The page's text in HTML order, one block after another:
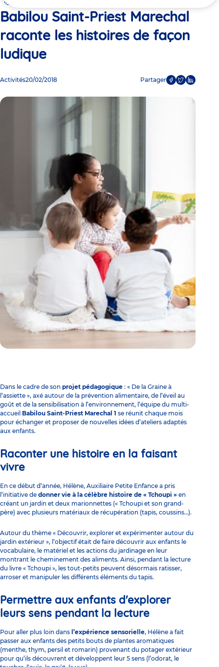
ici
ludique
Babilou Saint-Priest Marechal
raconte les histoires de façon
ludique
Activités20/02/2018 Partager
Dans le cadre de son projet pédagogique : « De la Graine à
l’assiette », axé autour de la prévention alimentaire, de l’éveil au
goût et de la sensibilisation à l’environnement, l’équipe du multi-
accueil Babilou Saint-Priest Marechal 1 se réunit chaque mois
pour échanger et proposer de nouvelles idées d’ateliers adaptés
aux enfants.
Raconter une histoire en la faisant
vivre
En ce début d’année, Hélène, Auxiliaire Petite Enfance a pris
l’initiative de donner vie à la célèbre histoire de « Tchoupi » en
créant un jardin et deux marionnettes (« Tchoupi et son grand-
père) avec plusieurs matériaux de récupération (tapis, coussins…).
Autour du thème « Découvrir, explorer et expérimenter autour du
jardin extérieur », l’objectif était de faire découvrir aux enfants le
vocabulaire, le matériel et les actions du jardinage en leur
montrant le cheminement des aliments. Ainsi, pendant la lecture
du livre « Tchoupi », les tout-petits peuvent désormais ratisser,
arroser et manipuler les différents éléments du tapis.
Permettre aux enfants d'explorer
leurs sens pendant la lecture
Pour aller plus loin dans l’expérience sensorielle, Hélène a fait
passer aux enfants des petits bouts de plantes aromatiques
(menthe, thym, persil et romarin) provenant du potager extérieur
pour qu’ils découvrent et développent leur 5 sens (l’odorat, le